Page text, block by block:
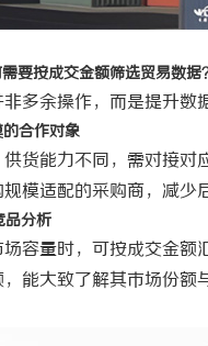
要按成交金额筛选贸易数据
多余操作，而是提升
合作对象
货能力不同，需对接
模适配的采购商，减少
品分析
容量时，可按成交金
能大致了解其市场份额